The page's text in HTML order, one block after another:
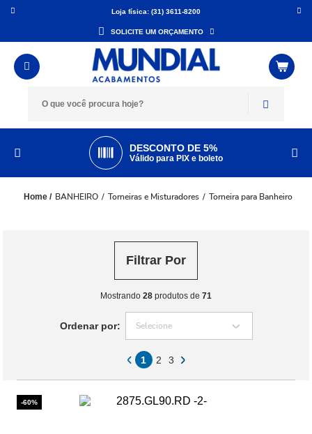
Loja física: (31) 3611-8200
SOLICITE UM ORÇAMENTO
DESCONTO DE 5%
Válido para PIX e boleto
BANHEIRO Torneiras e Misturadores Torneira para Banheiro
Filtrar Por
Mostrando 28 produtos de 71
1 2 3
Ordenar por: Selecione
-60%